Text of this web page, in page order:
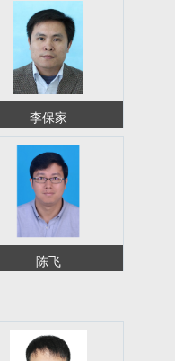
李保家
陈飞